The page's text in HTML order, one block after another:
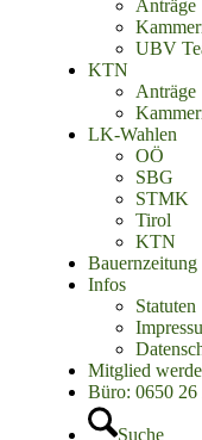
Anträge
UBV
KTN
Anträge
LK-Wahlen
OÖ
SBG
STMK
Tirol
KTN
Bauernzeitung
Infos
Statuten
Mitglied
Büro: 0650 26
Suche